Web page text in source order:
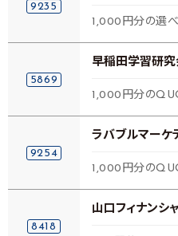
9235
1,000円分の選べ
5869
早稲田学習研究
1,000円分の
9254
ラバブルマーケ
1,000円分の
8418
山口フィナンシ